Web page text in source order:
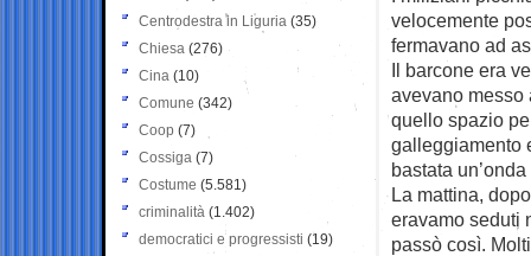
velocemente
fermavano ad
Il barcone era
avevano messo
quello spazio
galleggiamento
bastata
La mattina,
eravamo seduti
passò così.
Centrodestra in Liguria (35)
Chiesa (276)
Cina (10)
Comune (342)
Coop (7)
Cossiga (7)
Costume (5.581)
criminalità (1.402)
democratici e progressisti (19)